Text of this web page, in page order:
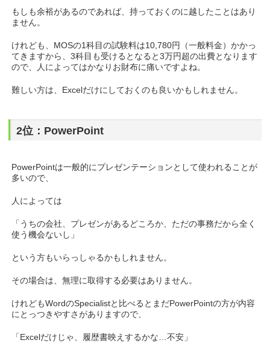
もしも余裕があるのであれば、持っておくのに越したことはあり
ません。
けれども、MOSの1科目の試験料は10,780円（一般料金）かかっ
てきますから、3科目も受けるとなると3万円超の出費となります
ので、人によってはかなりお財布に痛いですよね。
難しい方は、Excelだけにしておくのも良いかもしれません。
2位：PowerPoint
PowerPointは一般的にプレゼンテーションとして使われることが
多いので、
人によっては
「うちの会社、プレゼンがあるどころか、ただの事務だから全く
使う機会ないし」
という方もいらっしゃるかもしれません。
その場合は、無理に取得する必要はありません。
けれどもWordのSpecialistと比べるとまだPowerPointの方が内容
にとっつきやすさがありますので、
「Excelだけじゃ、履歴書映えするかな…不安」